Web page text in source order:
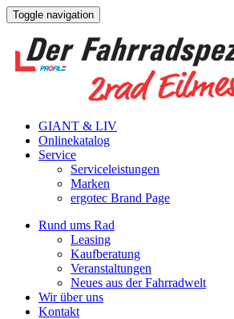
Toggle navigation
GIANT & LIV
Onlinekatalog
Service
Serviceleistungen
Marken
ergotec Brand Page
Rund ums Rad
Leasing
Kaufberatung
Veranstaltungen
Neues aus der Fahrradwelt
Wir über uns
Kontakt